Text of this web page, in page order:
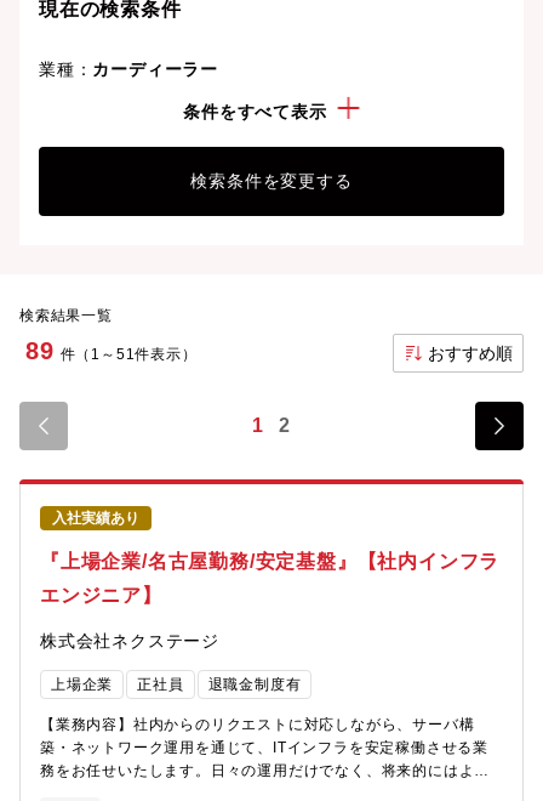
現在の検索条件
業種： カーディーラー
条件をすべて表示
検索条件を変更する
検索結果一覧
89 件（1～51件表示） おすすめ順
1 2
入社実績あり
『上場企業/名古屋勤務/安定基盤』【社内インフラ
エンジニア】
株式会社ネクステージ
上場企業 正社員 退職金制度有
【業務内容】社内からのリクエストに対応しながら、サーバ構
築・ネットワーク運用を通じて、ITインフラを安定稼働させる業
務をお任せいたします。日々の運用だけでなく、将来的にはより